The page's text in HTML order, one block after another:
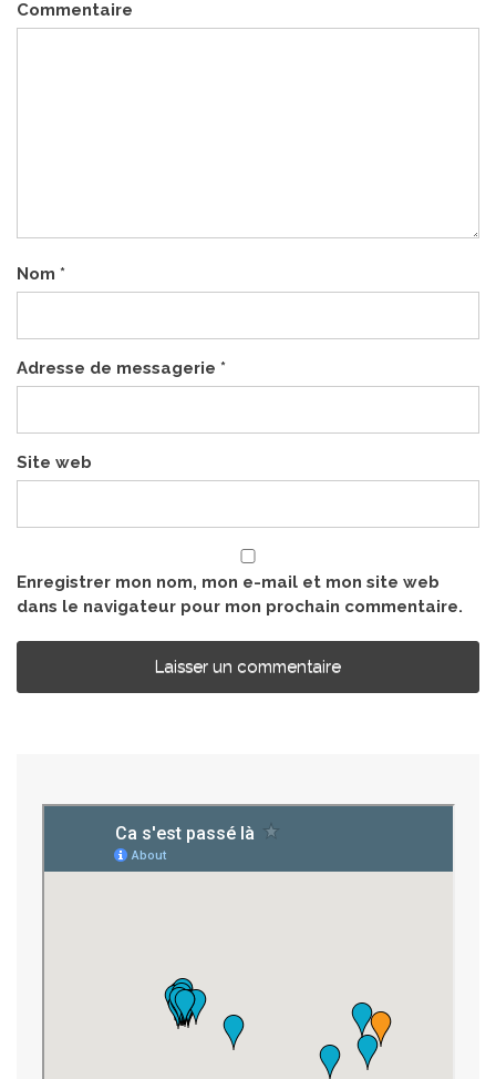
Commentaire
Nom *
Adresse de messagerie *
Site web
Enregistrer mon nom, mon e-mail et mon site web
dans le navigateur pour mon prochain commentaire.